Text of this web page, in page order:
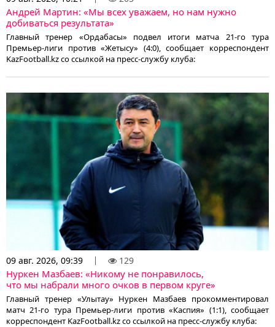
Андрей Мартин: «Мы всех уважаем, но нам нужно
добиваться результата»
Главный тренер «Ордабасы» подвел итоги матча 21-го тура
Премьер-лиги против «Жетысу» (4:0), сообщает корреспондент
KazFootball.kz со ссылкой на пресс-службу клуба:
09 авг. 2026, 09:39 129
Нуркен Мазбаев: «Никому не понравилось,
что мы набрали много очков в первом круге»
Главный тренер «Улытау» Нуркен Мазбаев прокомментировал
матч 21-го тура Премьер-лиги против «Каспия» (1:1), сообщает
корреспондент KazFootball.kz со ссылкой на пресс-службу клуба: